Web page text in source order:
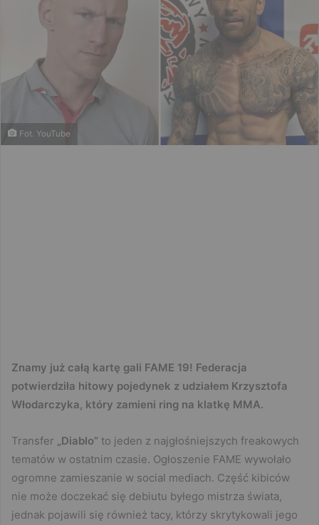
Fot. YouTube
Znamy już całą kartę gali FAME 19! Federacja
potwierdziła hitowy pojedynek z udziałem Krzysztofa
Włodarczyka, który zamieni ring na klatkę MMA.
Transfer „Diablo” to jeden z najgłośniejszych freakowych
tematów w ostatnim czasie. Ogłoszenie FAME wywołało
ogromne zamieszanie w social mediach. Część kibiców
nie może doczekać się debiutu byłego mistrza świata,
jednak pojawili się również tacy, którzy skrytykowali jego